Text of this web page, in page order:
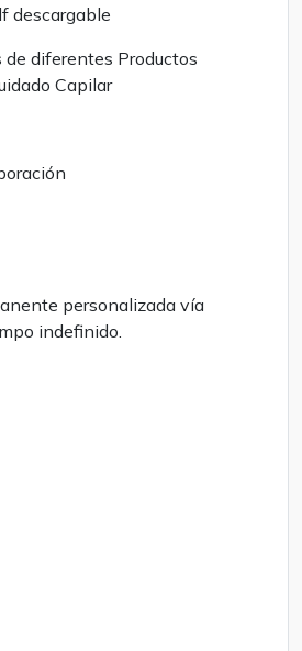
descargable
de diferentes Productos
Capilar
personalizada vía
indefinido.